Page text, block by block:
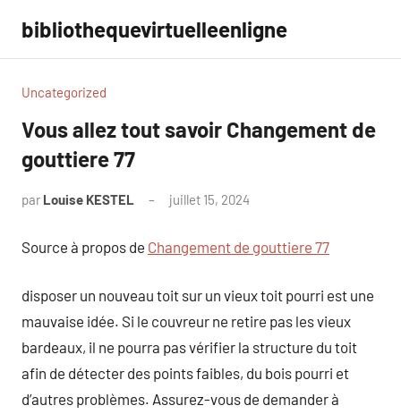
contenu
bibliothequevirtuelleenligne
Uncategorized
Vous allez tout savoir Changement de
gouttiere 77
par Louise KESTEL juillet 15, 2024
Source à propos de Changement de gouttiere 77
disposer un nouveau toit sur un vieux toit pourri est une
mauvaise idée. Si le couvreur ne retire pas les vieux
bardeaux, il ne pourra pas vérifier la structure du toit
afin de détecter des points faibles, du bois pourri et
d’autres problèmes. Assurez-vous de demander à